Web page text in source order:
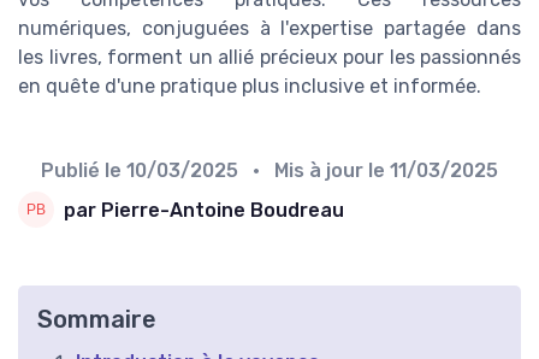
numériques, conjuguées à l'expertise partagée dans
les livres, forment un allié précieux pour les passionnés
en quête d'une pratique plus inclusive et informée.
Publié le 10/03/2025 • Mis à jour le 11/03/2025
par Pierre-Antoine Boudreau
Sommaire